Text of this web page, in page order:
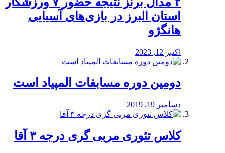
استان البرز در بازی‌های آسیایی
هانگژو
اکتبر 12, 2023
دومین دوره مسابفات المپیاد است
دسامبر 19, 2019
کلاس تئوری مربی گری درجه ۳ آقا